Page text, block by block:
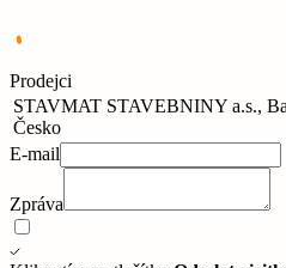
Prodejci
STAVMAT STAVEBNINY a.s.,
Česko
E-mail
Zpráva